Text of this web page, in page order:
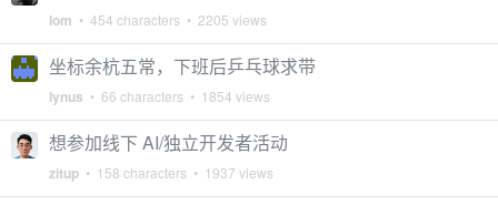
lom • 454 characters • 2205 views
坐标余杭五常，下班后乒乓球求带
lynus • 66 characters • 1854 views
想参加线下 AI/独立开发者活动
zitup • 158 characters • 1937 views